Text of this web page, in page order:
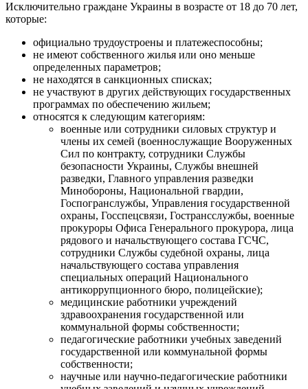
Исключительно граждане Украины в возрасте от 18 до 70 лет,
которые:
официально трудоустроены и платежеспособны;
не имеют собственного жилья или оно меньше
определенных параметров;
не находятся в санкционных списках;
не участвуют в других действующих государственных
программах по обеспечению жильем;
относятся к следующим категориям:
военные или сотрудники силовых структур и
члены их семей (военнослужащие Вооруженных
Сил по контракту, сотрудники Службы
безопасности Украины, Службы внешней
разведки, Главного управления разведки
Минобороны, Национальной гвардии,
Госпогранслужбы, Управления государственной
охраны, Госспецсвязи, Гострансслужбы, военные
прокуроры Офиса Генерального прокурора, лица
рядового и начальствующего состава ГСЧС,
сотрудники Службы судебной охраны, лица
начальствующего состава управления
специальных операций Национального
антикоррупционного бюро, полицейские);
медицинские работники учреждений
здравоохранения государственной или
коммунальной формы собственности;
педагогические работники учебных заведений
государственной или коммунальной формы
собственности;
научные или научно-педагогические работники